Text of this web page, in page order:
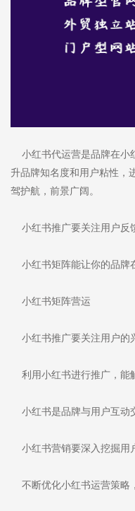
小红书代运营是品牌在小
升品牌知名度和用户粘性，
驾护航，前景广阔。
小红书推广要关注用户反
小红书矩阵能让你的品牌
小红书矩阵营运
小红书推广要关注用户的
利用小红书进行推广，能
小红书是品牌与用户互动
小红书营销要深入挖掘用
不断优化小红书运营策略